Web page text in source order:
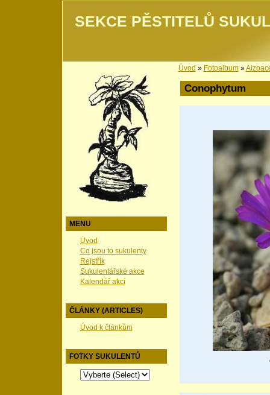
SEKCE PĚSTITELŮ
MENU
Úvod
Co jsou to sukulenty
Rejstřík
Sukulentářské akce
Kalendář akcí
ČLÁNKY (ARTICLES)
Úvod k článkům
FOTKY SUKULENTŮ
Úvod » Fotoalbum»
Conophytum